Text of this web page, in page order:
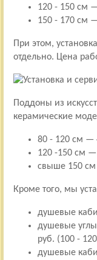
120 - 150 см
150 - 170 см
При этом,
отдельно. Цена
Поддоны из
керамические
80 - 120 см —
120 -150 см —
свыше 150
Кроме того, мы
душевые
душевые
руб. (100 -
душевые